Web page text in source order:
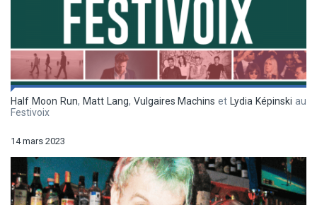
Half Moon Run, Matt Lang, Vulgaires Machins et Lydia Képinski au
Festivoix
14 mars 2023